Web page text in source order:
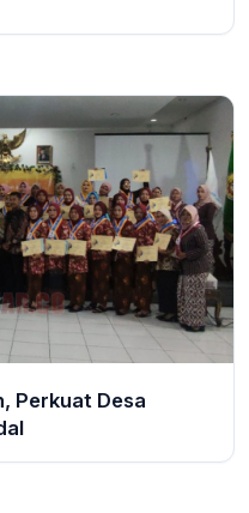
Perkuat Desa